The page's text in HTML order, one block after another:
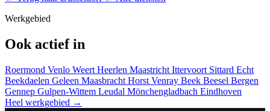
Werkgebied
Ook actief in
Roermond Venlo Weert Heerlen Maastricht Ittervoort Sittard Echt
Beekdaelen Geleen Maasbracht Horst Venray Beek Beesel Bergen
Gennep Gulpen-Wittem Leudal Mönchengladbach Eindhoven
Heel werkgebied →